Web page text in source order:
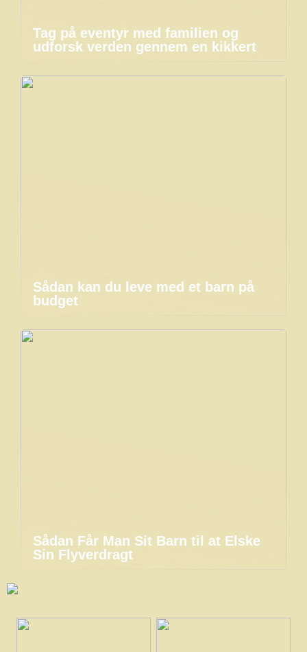
Tag på eventyr med familien og
udforsk verden gennem en kikkert
Sådan kan du leve med et barn på
budget
Sådan Får Man Sit Barn til at Elske
Sin Flyverdragt